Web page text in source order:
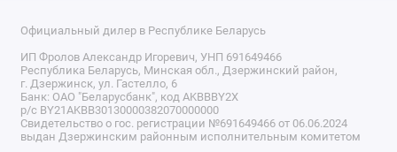
Официальный дилер в Республике Беларусь
ИП Фролов Александр Игоревич, УНП 691649466
Республика Беларусь, Минская обл., Дзержинский район,
г. Дзержинск, ул. Гастелло, 6
Банк: ОАО "Беларусбанк", код AKBBBY2X
р/с BY21AKBB30130000382070000000
Свидетельство о гос. регистрации №691649466 от 06.06.2024
выдан Дзержинским районным исполнительным комитетом